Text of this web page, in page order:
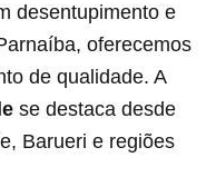
desentupimento e
oferecemos
de qualidade. A
se destaca desde
Barueri e regiões